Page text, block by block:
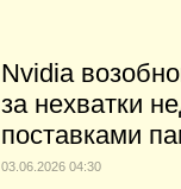
Nvidia
за нехватки
поставками
03.06.2026 04:30